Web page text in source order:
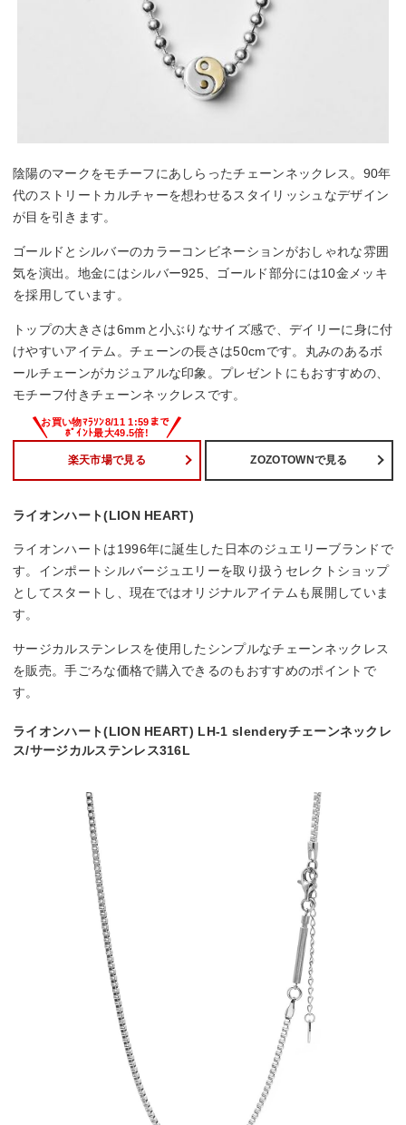
陰陽のマークをモチーフにあしらったチェーンネックレス。90年
代のストリートカルチャーを想わせるスタイリッシュなデザイン
が目を引きます。
ゴールドとシルバーのカラーコンビネーションがおしゃれな雰囲
気を演出。地金にはシルバー925、ゴールド部分には10金メッキ
を採用しています。
トップの大きさは6mmと小ぶりなサイズ感で、デイリーに身に付
けやすいアイテム。チェーンの長さは50cmです。丸みのあるボ
ールチェーンがカジュアルな印象。プレゼントにもおすすめの、
モチーフ付きチェーンネックレスです。
楽天市場で見る ZOZOTOWNで見る
ライオンハート(LION HEART)
ライオンハートは1996年に誕生した日本のジュエリーブランドで
す。インポートシルバージュエリーを取り扱うセレクトショップ
としてスタートし、現在ではオリジナルアイテムも展開していま
す。
サージカルステンレスを使用したシンプルなチェーンネックレス
を販売。手ごろな価格で購入できるのもおすすめのポイントで
す。
ライオンハート(LION HEART) LH-1 slenderyチェーンネックレ
ス/サージカルステンレス316L